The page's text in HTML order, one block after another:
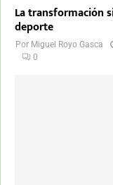
La transformación
deporte
Por Miguel Royo Gasca
0